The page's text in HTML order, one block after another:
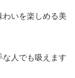
わいを楽しめる美
人でも吸えます